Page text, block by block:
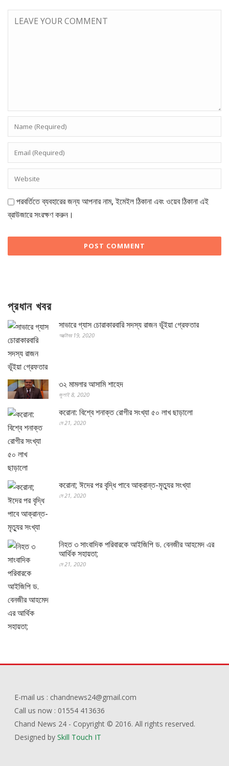
পরবর্তিতে ব্যবহারের জন্য আপনার নাম, ইমেইল ঠিকানা এবং ওয়েব ঠিকানা এই
ব্রাউজারে সংরক্ষণ করুন।
প্রধান খবর
সাভারে গ্যাস চোরাকারবারি সদস্য রাজন ভূঁইয়া গ্রেফতার
অক্টোবর 19, 2020
৩২ মামলার আসামি শাহেদ
জুলাই 8, 2020
করোনা: বিশ্বে শনাক্ত রোগীর সংখ্যা ৫০ লাখ ছাড়ালো
মে 21, 2020
করোনা; ঈদের পর বৃদ্ধি পাবে আক্রান্ত-মৃত্যুর সংখ্যা
মে 21, 2020
নিহত ৩ সাংবাদিক পরিবারকে আইজিপি ড. বেনজীর আহমেদ এর
আর্থিক সহায়তা;
মে 21, 2020
E-mail us : chandnews24@gmail.com
Call us now : 01554 413636
Chand News 24 - Copyright © 2016. All rights reserved.
Designed bySkill Touch IT